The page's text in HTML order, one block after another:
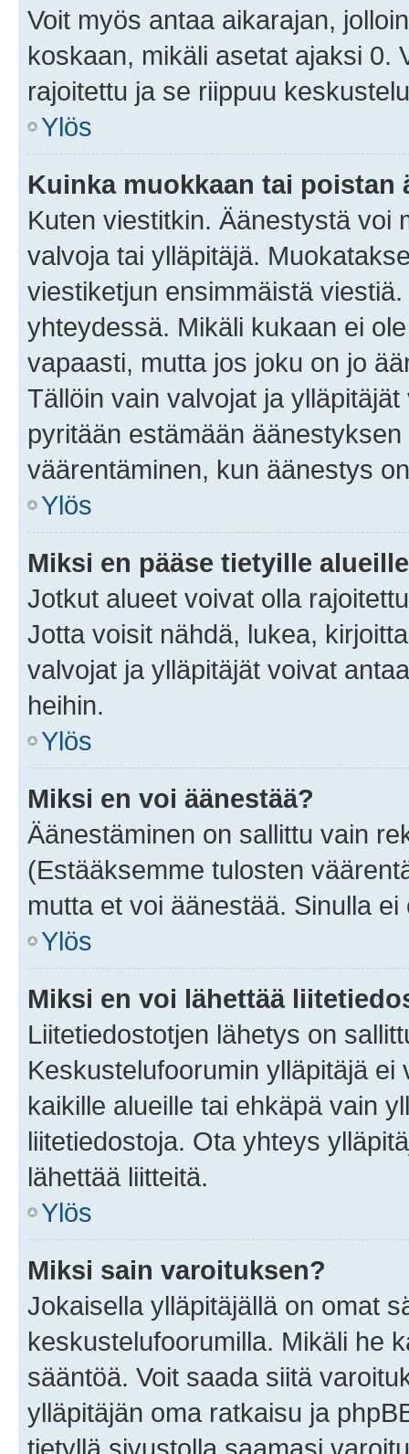
Voit myös antaa aikarajan,
koskaan, mikäli asetat ajaksi 0.
rajoitettu ja se riippuu
Ylös
Kuinka muokkaan tai poistan
Kuten viestitkin. Äänestystä voi
valvoja tai ylläpitäjä.
viestiketjun ensimmäistä
yhteydessä. Mikäli kukaan ei
vapaasti, mutta jos joku on jo
Tällöin vain valvojat ja
pyritään estämään
väärentäminen, kun äänestys
Ylös
Miksi en pääse tietyille
Jotkut alueet voivat olla
Jotta voisit nähdä, lukea,
valvojat ja ylläpitäjät voivat
heihin.
Ylös
Miksi en voi äänestää?
Äänestäminen on sallittu vain
(Estääksemme tulosten
mutta et voi äänestää. Sinulla
Ylös
Miksi en voi lähettää
Liitetiedostotjen lähetys on
Keskustelufoorumin ylläpitäjä
kaikille alueille tai ehkäpä vain
liitetiedostoja. Ota yhteys
lähettää liitteitä.
Ylös
Miksi sain varoituksen?
Jokaisella ylläpitäjällä on omat
keskustelufoorumilla. Mikäli he
sääntöä. Voit saada siitä
ylläpitäjän oma ratkaisu ja
tietyllä sivustolla saamasi